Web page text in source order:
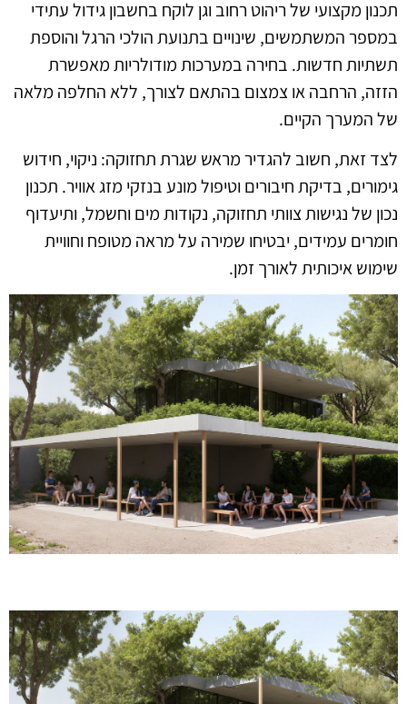
תכנון מקצועי של ריהוט רחוב וגן לוקח בחשבון גידול עתידי
במספר המשתמשים, שינויים בתנועת הולכי הרגל והוספת
תשתיות חדשות. בחירה במערכות מודולריות מאפשרת
הזזה, הרחבה או צמצום בהתאם לצורך, ללא החלפה מלאה
של המערך הקיים.
לצד זאת, חשוב להגדיר מראש שגרת תחזוקה: ניקוי, חידוש
גימורים, בדיקת חיבורים וטיפול מונע בנזקי מזג אוויר. תכנון
נכון של נגישות צוותי תחזוקה, נקודות מים וחשמל, ותיעדוף
חומרים עמידים, יבטיחו שמירה על מראה מטופח וחוויית
שימוש איכותית לאורך זמן.